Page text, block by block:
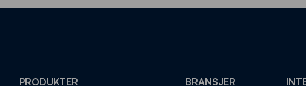
PRODUKTER BRANSJER